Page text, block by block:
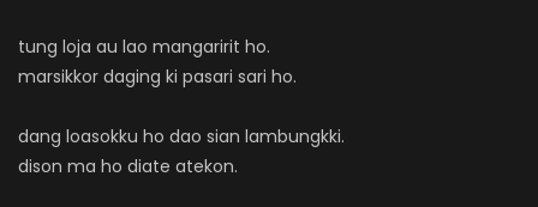
tung loja au lao mangaririt ho.
marsikkor daging ki pasari sari ho.
dang loasokku ho dao sian lambungkki.
dison ma ho diate atekon.